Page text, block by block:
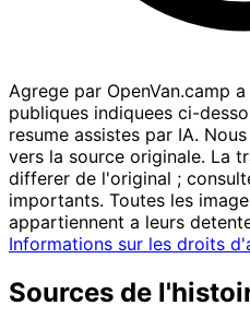
Agrege par OpenVan.camp
publiques indiquees ci-
resume assistes par IA.
vers la source originale. La
differer de l'original ;
importants. Toutes les
appartiennent a leurs
Informations sur les droits
Sources de